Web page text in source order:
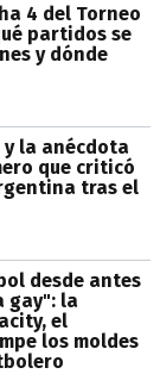
4 del Torneo
partidos se
y dónde
y la anécdota
que criticó
tras el
desde antes
gay": la
el
los moldes